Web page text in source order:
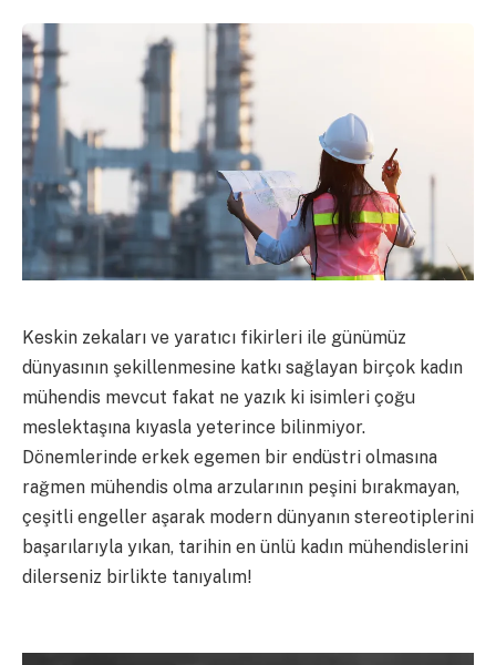
Keskin zekaları ve yaratıcı fikirleri ile günümüz
dünyasının şekillenmesine katkı sağlayan birçok kadın
mühendis mevcut fakat ne yazık ki isimleri çoğu
meslektaşına kıyasla yeterince bilinmiyor.
Dönemlerinde erkek egemen bir endüstri olmasına
rağmen mühendis olma arzularının peşini bırakmayan,
çeşitli engeller aşarak modern dünyanın stereotiplerini
başarılarıyla yıkan, tarihin en ünlü kadın mühendislerini
dilerseniz birlikte tanıyalım!